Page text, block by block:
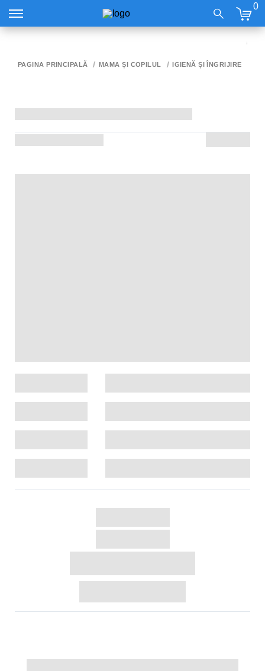
0
PAGINA PRINCIPALĂ MAMA ȘI COPILUL IGIENĂ ȘI ÎNGRIJIRE